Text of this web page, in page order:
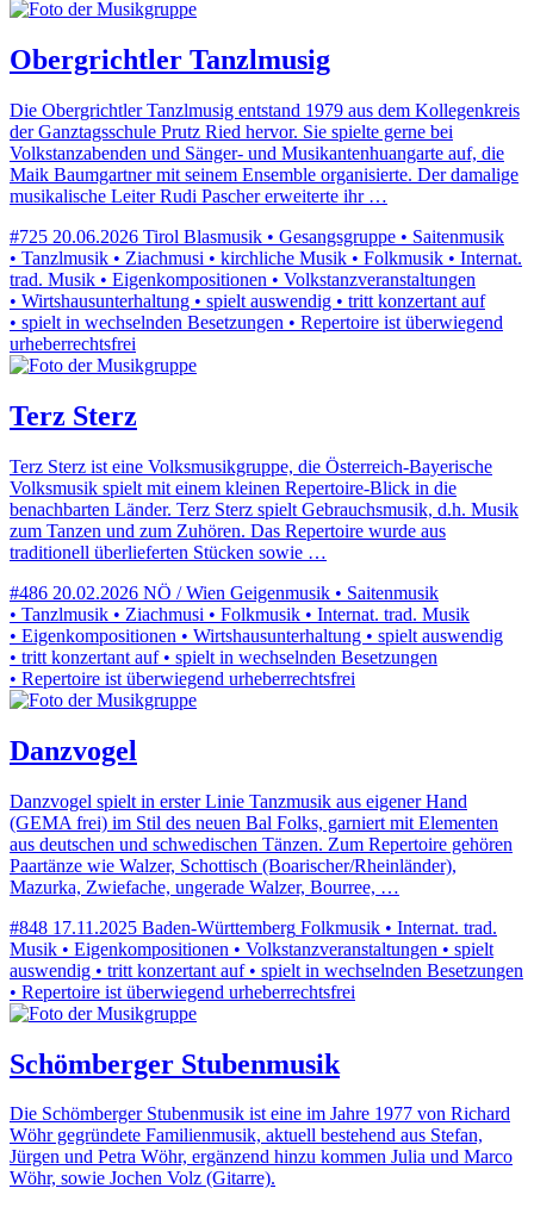
Obergrichtler Tanzlmusig
Die Obergrichtler Tanzlmusig entstand 1979 aus dem Kollegenkreis
der Ganztagsschule Prutz Ried hervor. Sie spielte gerne bei
Volkstanzabenden und Sänger- und Musikantenhuangarte auf, die
Maik Baumgartner mit seinem Ensemble organisierte. Der damalige
musikalische Leiter Rudi Pascher erweiterte ihr …
#725 20.06.2026 Tirol Blasmusik • Gesangsgruppe • Saitenmusik
• Tanzlmusik • Ziachmusi • kirchliche Musik • Folkmusik • Internat.
trad. Musik • Eigenkompositionen • Volkstanzveranstaltungen
• Wirtshausunterhaltung • spielt auswendig • tritt konzertant auf
• spielt in wechselnden Besetzungen • Repertoire ist überwiegend
urheberrechtsfrei
Terz Sterz
Terz Sterz ist eine Volksmusikgruppe, die Österreich-Bayerische
Volksmusik spielt mit einem kleinen Repertoire-Blick in die
benachbarten Länder. Terz Sterz spielt Gebrauchsmusik, d.h. Musik
zum Tanzen und zum Zuhören. Das Repertoire wurde aus
traditionell überlieferten Stücken sowie …
#486 20.02.2026 NÖ / Wien Geigenmusik • Saitenmusik
• Tanzlmusik • Ziachmusi • Folkmusik • Internat. trad. Musik
• Eigenkompositionen • Wirtshausunterhaltung • spielt auswendig
• tritt konzertant auf • spielt in wechselnden Besetzungen
• Repertoire ist überwiegend urheberrechtsfrei
Danzvogel
Danzvogel spielt in erster Linie Tanzmusik aus eigener Hand
(GEMA frei) im Stil des neuen Bal Folks, garniert mit Elementen
aus deutschen und schwedischen Tänzen. Zum Repertoire gehören
Paartänze wie Walzer, Schottisch (Boarischer/Rheinländer),
Mazurka, Zwiefache, ungerade Walzer, Bourree, …
#848 17.11.2025 Baden-Württemberg Folkmusik • Internat. trad.
Musik • Eigenkompositionen • Volkstanzveranstaltungen • spielt
auswendig • tritt konzertant auf • spielt in wechselnden Besetzungen
• Repertoire ist überwiegend urheberrechtsfrei
Schömberger Stubenmusik
Die Schömberger Stubenmusik ist eine im Jahre 1977 von Richard
Wöhr gegründete Familienmusik, aktuell bestehend aus Stefan,
Jürgen und Petra Wöhr, ergänzend hinzu kommen Julia und Marco
Wöhr, sowie Jochen Volz (Gitarre).